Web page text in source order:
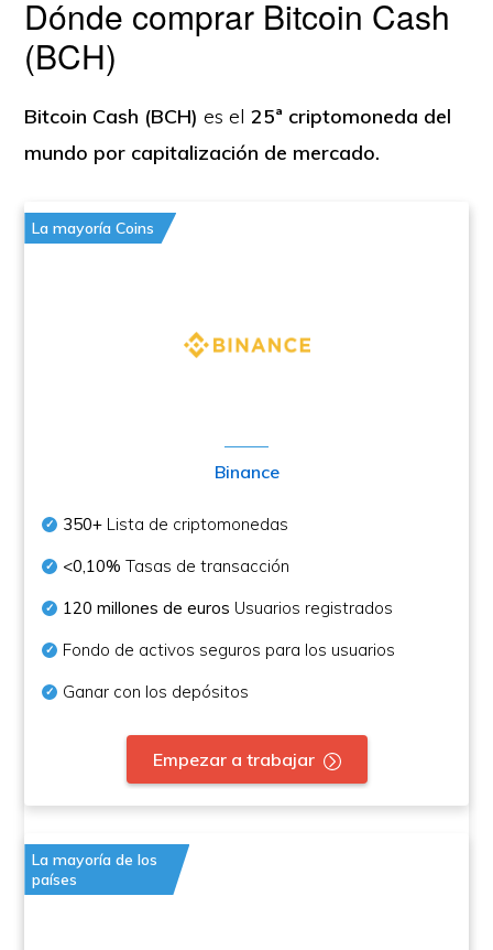
Dónde comprar Bitcoin Cash
(BCH)
Bitcoin Cash (BCH)es el25ª criptomoneda del
mundo por capitalización de mercado.
La mayoría Coins
Binance
350+ Lista de criptomonedas
<0,10% Tasas de transacción
120 millones de euros Usuarios registrados
Fondo de activos seguros para los usuarios
Ganar con los depósitos
Empezar a trabajar
La mayoría de los
países